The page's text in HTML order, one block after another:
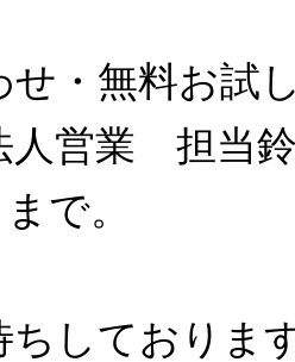
せ・無料お試
人営業 担当
で。
ちしておりま